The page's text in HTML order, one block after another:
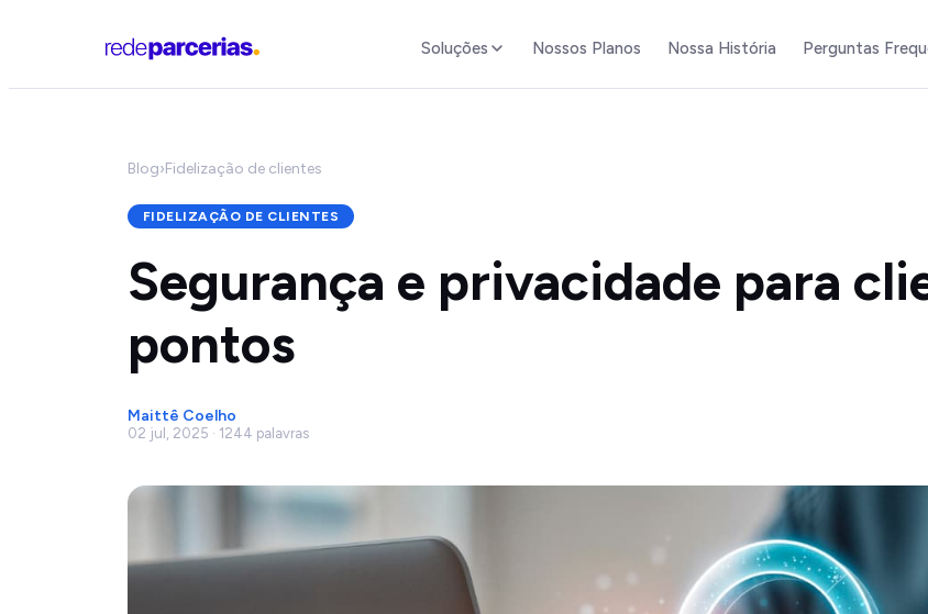
Soluções Nossos Planos Nossa História Perguntas
Blog›Fidelização de clientes
FIDELIZAÇÃO DE CLIENTES
Segurança e privacidade para
pontos
Maittê Coelho
02 jul, 2025 · 1244 palavras